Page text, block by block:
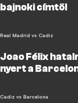
bajnoki címtől
Real Madrid vs Cadiz
Joao Félix
nyert a
Cadiz vs Barcelona